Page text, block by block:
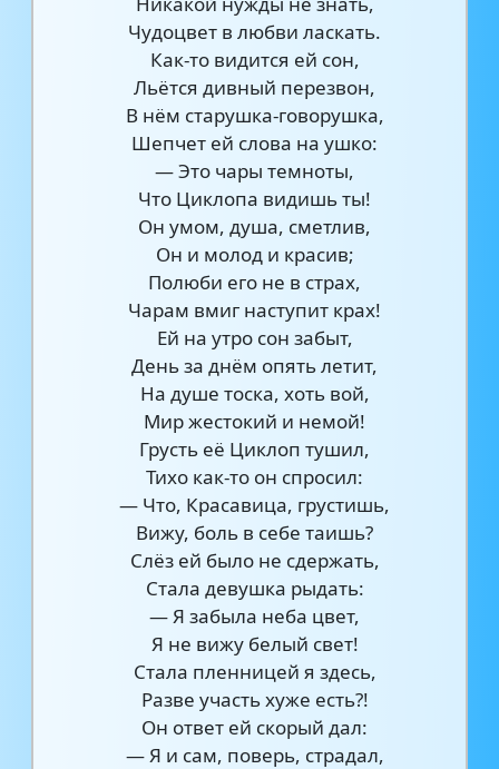
Чудоцвет в любви ласкать.
Как-то видится ей сон,
Льётся дивный перезвон,
В нём старушка-говорушка,
Шепчет ей слова на ушко:
— Это чары темноты,
Что Циклопа видишь ты!
Он умом, душа, сметлив,
Он и молод и красив;
Полюби его не в страх,
Чарам вмиг наступит крах!
Ей на утро сон забыт,
День за днём опять летит,
На душе тоска, хоть вой,
Мир жестокий и немой!
Грусть её Циклоп тушил,
Тихо как-то он спросил:
— Что, Красавица, грустишь,
Вижу, боль в себе таишь?
Слёз ей было не сдержать,
Стала девушка рыдать:
— Я забыла неба цвет,
Я не вижу белый свет!
Стала пленницей я здесь,
Разве участь хуже есть?!
Он ответ ей скорый дал:
— Я и сам, поверь, страдал,